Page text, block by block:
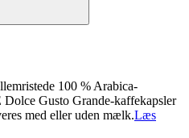
100 % Arabica-
Gusto Grande-kaffekapsler
med eller uden mælk.Læs